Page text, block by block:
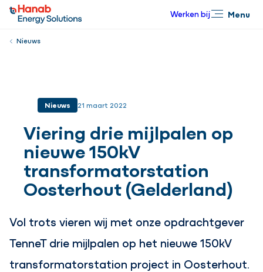
Werken bij Menu
Nieuws
Nieuws 21 maart 2022
Viering drie mijlpalen op
nieuwe 150kV
transformatorstation
Oosterhout (Gelderland)
Vol trots vieren wij met onze opdrachtgever
TenneT drie mijlpalen op het nieuwe 150kV
transformatorstation project in Oosterhout.
Sluiten